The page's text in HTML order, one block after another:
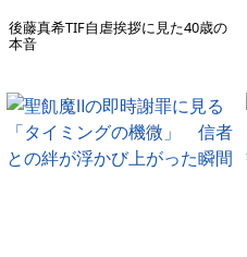
後藤真希TIF自虐挨拶に見た40歳の
本音